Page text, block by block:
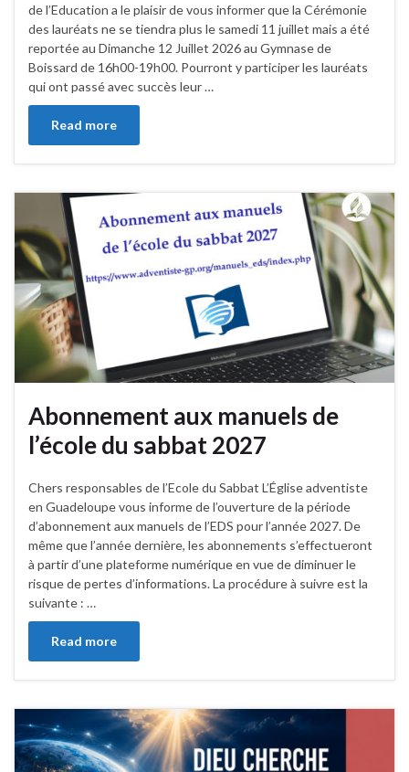
de l’Education a le plaisir de vous informer que la Cérémonie
des lauréats ne se tiendra plus le samedi 11 juillet mais a été
reportée au Dimanche 12 Juillet 2026 au Gymnase de
Boissard de 16h00-19h00. Pourront y participer les lauréats
qui ont passé avec succès leur …
Read more
Abonnement aux manuels de
l’école du sabbat 2027
Chers responsables de l’Ecole du Sabbat L’Église adventiste
en Guadeloupe vous informe de l’ouverture de la période
d’abonnement aux manuels de l’EDS pour l’année 2027. De
même que l’année dernière, les abonnements s’effectueront
à partir d’une plateforme numérique en vue de diminuer le
risque de pertes d’informations. La procédure à suivre est la
suivante : …
Read more